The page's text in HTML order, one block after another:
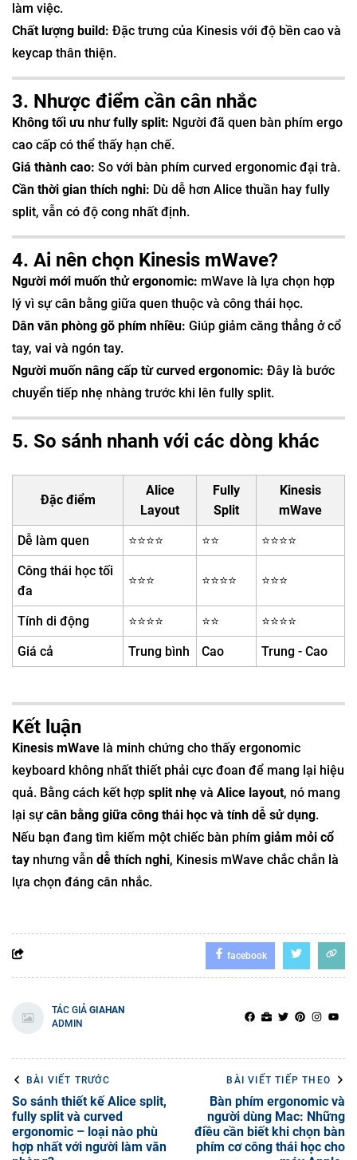
làm việc.
Chất lượng build: Đặc trưng của Kinesis với độ bền cao và
keycap thân thiện.
3. Nhược điểm cần cân nhắc
Không tối ưu như fully split: Người đã quen bàn phím ergo
cao cấp có thể thấy hạn chế.
Giá thành cao: So với bàn phím curved ergonomic đại trà.
Cần thời gian thích nghi: Dù dễ hơn Alice thuần hay fully
split, vẫn có độ cong nhất định.
4. Ai nên chọn Kinesis mWave?
Người mới muốn thử ergonomic: mWave là lựa chọn hợp
lý vì sự cân bằng giữa quen thuộc và công thái học.
Dân văn phòng gõ phím nhiều: Giúp giảm căng thẳng ở cổ
tay, vai và ngón tay.
Người muốn nâng cấp từ curved ergonomic: Đây là bước
chuyển tiếp nhẹ nhàng trước khi lên fully split.
5. So sánh nhanh với các dòng khác
Đặc điểm
Alice
Layout
Fully
Split
Kinesis
mWave
Dễ làm quen
⭐⭐⭐⭐ ⭐⭐
⭐⭐⭐⭐
Công thái học tối
đa
⭐⭐⭐ ⭐⭐⭐⭐ ⭐⭐⭐
Tính di động ⭐⭐⭐⭐ ⭐⭐
⭐⭐⭐⭐
Giá cả
Trung bình Cao Trung - Cao
Kết luận
Kinesis mWave là minh chứng cho thấy ergonomic
keyboard không nhất thiết phải cực đoan để mang lại hiệu
quả. Bằng cách kết hợp split nhẹ và Alice layout, nó mang
lại sựcân bằng giữa công thái học và tính dễ sử dụng.
Nếu bạn đang tìm kiếm một chiếc bàn phím giảm mỏi cổ
tay nhưng vẫn dễ thích nghi, Kinesis mWave chắc chắn là
lựa chọn đáng cân nhắc.
facebook
TÁC GIẢ GIAHAN
ADMIN
BÀI VIẾT TRƯỚC
So sánh thiết kế Alice split,
fully split và curved
ergonomic – loại nào phù
hợp nhất với người làm văn
BÀI VIẾT TIẾP THEO
Bàn phím ergonomic và
người dùng Mac: Những
điều cần biết khi chọn bàn
phím cơ công thái học cho